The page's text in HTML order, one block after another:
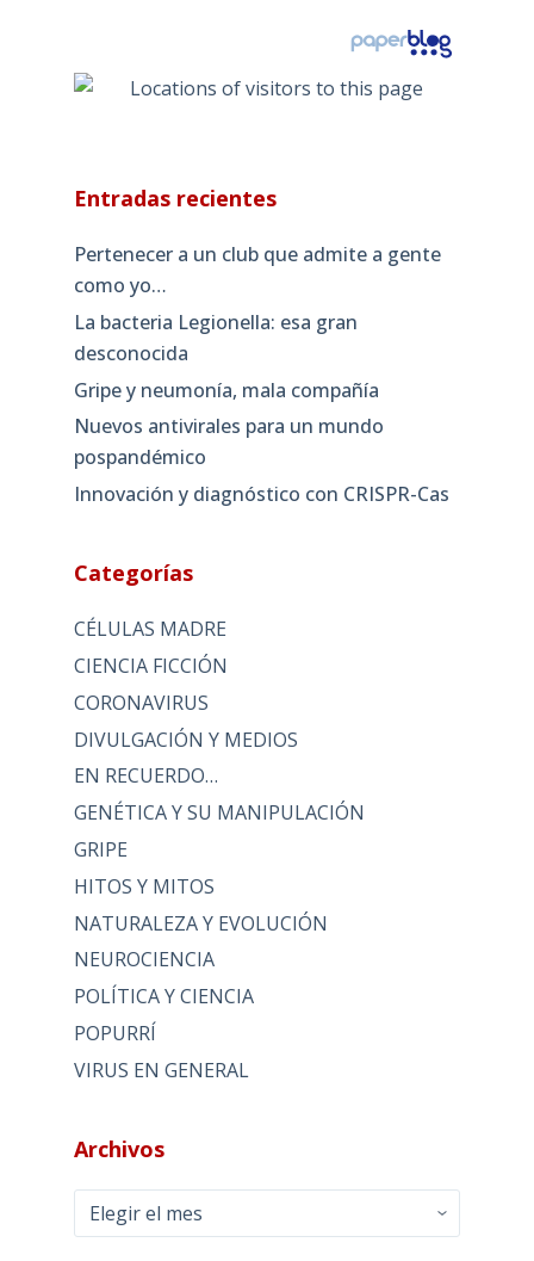
Entradas recientes
Pertenecer a un club que admite a gente
como yo…
La bacteria Legionella: esa gran
desconocida
Gripe y neumonía, mala compañía
Nuevos antivirales para un mundo
pospandémico
Innovación y diagnóstico con CRISPR-Cas
Categorías
CÉLULAS MADRE
CIENCIA FICCIÓN
CORONAVIRUS
DIVULGACIÓN Y MEDIOS
EN RECUERDO…
GENÉTICA Y SU MANIPULACIÓN
GRIPE
HITOS Y MITOS
NATURALEZA Y EVOLUCIÓN
NEUROCIENCIA
POLÍTICA Y CIENCIA
POPURRÍ
VIRUS EN GENERAL
Archivos
Archivos